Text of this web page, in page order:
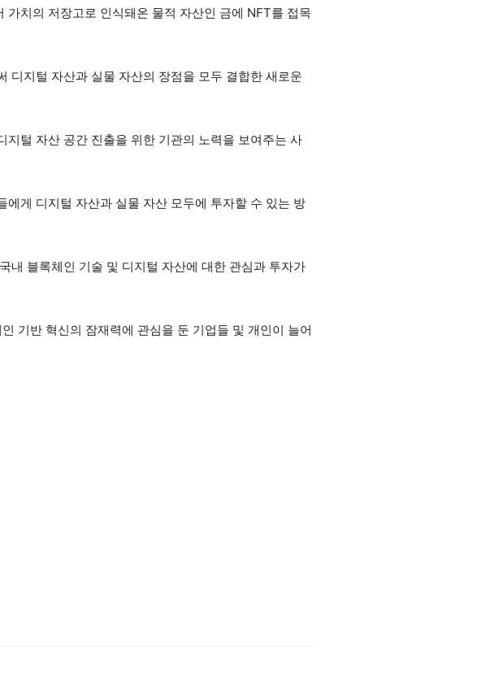
치의 저장고로 인식돼온 물적 자산인 금에 NFT를 접목
디지털 자산과 실물 자산의 장점을 모두 결합한 새로운
털 자산 공간 진출을 위한 기관의 노력을 보여주는 사
게 디지털 자산과 실물 자산 모두에 투자할 수 있는 방
내 블록체인 기술 및 디지털 자산에 대한 관심과 투자가
기반 혁신의 잠재력에 관심을 둔 기업들 및 개인이 늘어